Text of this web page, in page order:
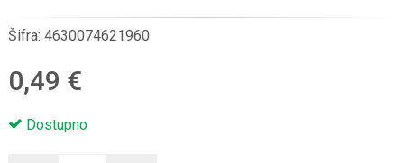
Šifra: 4630074621960
0,49 €
Dostupno